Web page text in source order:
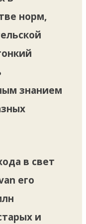
норм,
знанием
в свет
его
и